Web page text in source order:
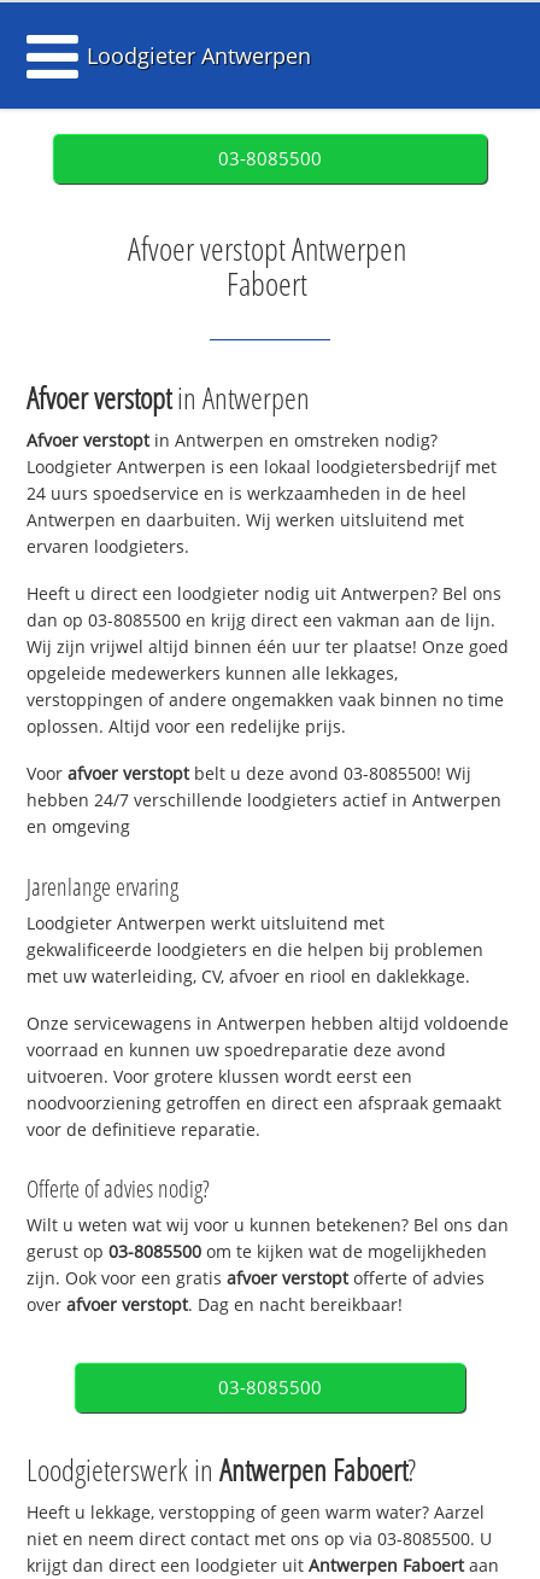
Loodgieter Antwerpen
03-8085500
Afvoer verstopt Antwerpen
Faboert
Afvoer verstoptin Antwerpen
Afvoer verstoptin Antwerpen en omstreken nodig?
Loodgieter Antwerpen is een lokaal loodgietersbedrijf met
24 uurs spoedservice en is werkzaamheden in de heel
Antwerpen en daarbuiten. Wij werken uitsluitend met
ervaren loodgieters.
Heeft u direct een loodgieter nodig uit Antwerpen? Bel ons
dan op 03-8085500 en krijg direct een vakman aan de lijn.
Wij zijn vrijwel altijd binnen één uur ter plaatse! Onze goed
opgeleide medewerkers kunnen alle lekkages,
verstoppingen of andere ongemakken vaak binnen no time
oplossen. Altijd voor een redelijke prijs.
Voorafvoer verstoptbelt u deze avond 03-8085500! Wij
hebben 24/7 verschillende loodgieters actief in Antwerpen
en omgeving
Jarenlange ervaring
Loodgieter Antwerpen werkt uitsluitend met
gekwalificeerde loodgieters en die helpen bij problemen
met uw waterleiding, CV, afvoer en riool en daklekkage.
Onze servicewagens in Antwerpen hebben altijd voldoende
voorraad en kunnen uw spoedreparatie deze avond
uitvoeren. Voor grotere klussen wordt eerst een
noodvoorziening getroffen en direct een afspraak gemaakt
voor de definitieve reparatie.
Offerte of advies nodig?
Wilt u weten wat wij voor u kunnen betekenen? Bel ons dan
gerust op03-8085500 om te kijken wat de mogelijkheden
zijn. Ook voor een gratisafvoer verstoptofferte of advies
overafvoer verstopt. Dag en nacht bereikbaar!
03-8085500
Loodgieterswerk inAntwerpen Faboert?
Heeft u lekkage, verstopping of geen warm water? Aarzel
niet en neem direct contact met ons op via 03-8085500. U
krijgt dan direct een loodgieter uitAntwerpen Faboertaan